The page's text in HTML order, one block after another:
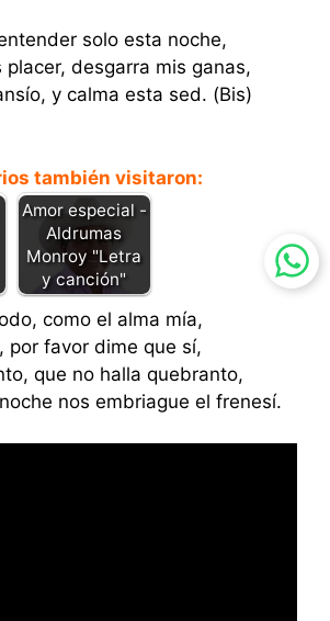
solo esta noche,
placer, desgarra mis ganas,
y calma esta sed. (Bis)
también visitaron:
Amor especial -
Aldrumas
Monroy "Letra
y canción"
como el alma mía,
por favor dime que sí,
que no halla quebranto,
nos embriague el frenesí.